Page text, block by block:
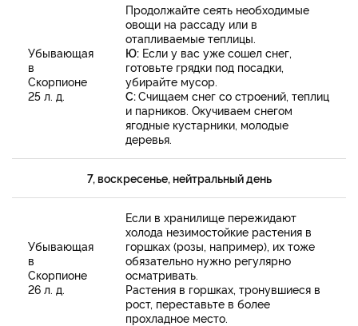
Убывающая
в
Скорпионе
25 л. д.
Продолжайте сеять необходимые
овощи на рассаду или в
отапливаемые теплицы.
Ю: Если у вас уже сошел снег,
готовьте грядки под посадки,
убирайте мусор.
С:Счищаем снег со строений, теплиц
и парников. Окучиваем снегом
ягодные кустарники, молодые
деревья.
7, воскресенье, нейтральный день
Убывающая
в
Скорпионе
26 л. д.
Если в хранилище пережидают
холода незимостойкие растения в
горшках (розы, например), их тоже
обязательно нужно регулярно
осматривать.
Растения в горшках, тронувшиеся в
рост, переставьте в более
прохладное место.